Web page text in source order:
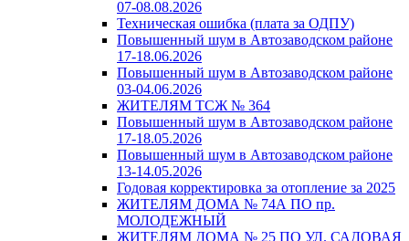
07-08.08.2026
Техническая ошибка (плата за ОДПУ)
Повышенный шум в Автозаводском районе
17-18.06.2026
Повышенный шум в Автозаводском районе
03-04.06.2026
ЖИТЕЛЯМ ТСЖ № 364
Повышенный шум в Автозаводском районе
17-18.05.2026
Повышенный шум в Автозаводском районе
13-14.05.2026
Годовая корректировка за отопление за 2025
ЖИТЕЛЯМ ДОМА № 74А ПО пр.
МОЛОДЕЖНЫЙ
ЖИТЕЛЯМ ДОМА № 25 ПО УЛ. САДОВАЯ